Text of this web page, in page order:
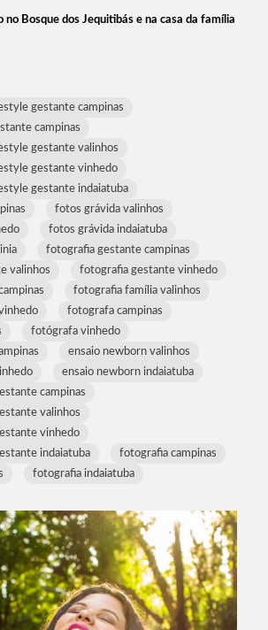
no Bosque dos Jequitibás e na casa da família
gestante campinas
campinas
gestante valinhos
gestante vinhedo
gestante indaiatuba
fotos grávida valinhos
fotos grávida indaiatuba
fotografia gestante campinas
valinhos
fotografia gestante vinhedo
fotografia família valinhos
fotografa campinas
fotógrafa vinhedo
ensaio newborn valinhos
ensaio newborn indaiatuba
campinas
valinhos
vinhedo
indaiatuba
fotografia campinas
fotografia indaiatuba